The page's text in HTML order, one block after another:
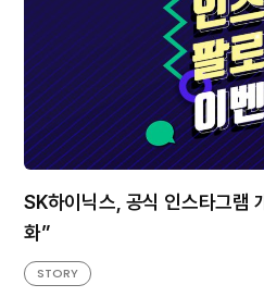
SK하이닉스, 공식 인스타그램
화”
STORY